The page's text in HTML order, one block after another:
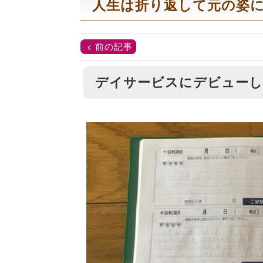
人生は折り返して元の姿
前の記事
デイサービスにデビュー